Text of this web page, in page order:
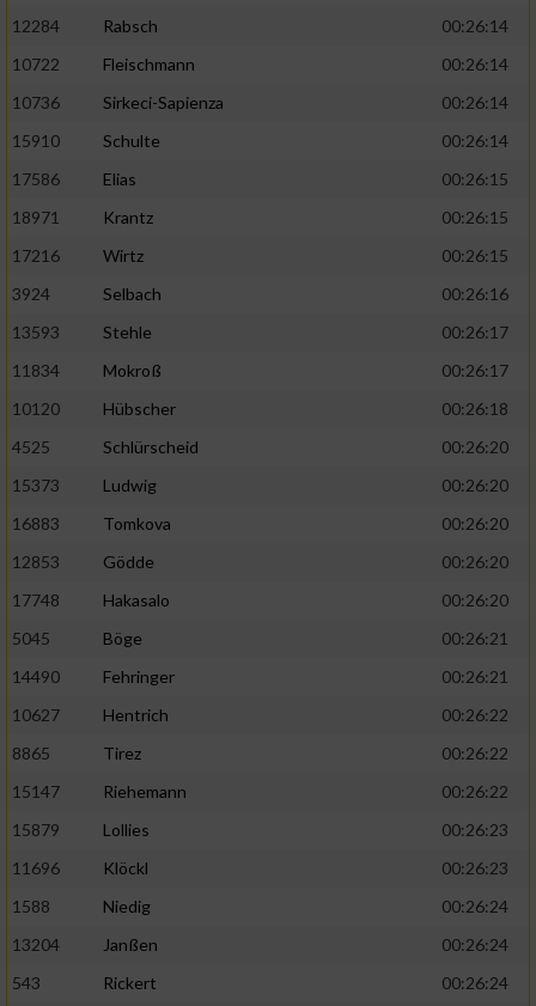
12284
Rabsch
00:26:14
10722
Fleischmann
00:26:14
10736
Sirkeci-Sapienza
00:26:14
15910
Schulte
00:26:14
17586
Elias
00:26:15
18971
Krantz
00:26:15
17216
Wirtz
00:26:15
3924
Selbach
00:26:16
13593
Stehle
00:26:17
11834
Mokroß
00:26:17
10120
Hübscher
00:26:18
4525
Schlürscheid
00:26:20
15373
Ludwig
00:26:20
16883
Tomkova
00:26:20
12853
Gödde
00:26:20
17748
Hakasalo
00:26:20
5045
Böge
00:26:21
14490
Fehringer
00:26:21
10627
Hentrich
00:26:22
8865
Tirez
00:26:22
15147
Riehemann
00:26:22
15879
Lollies
00:26:23
11696
Klöckl
00:26:23
1588
Niedig
00:26:24
13204
Janßen
00:26:24
543
Rickert
00:26:24